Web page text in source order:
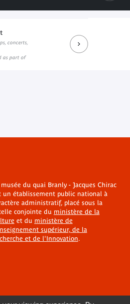
l'Inrap Le livre sur les éditions de la Découverte
concerts,
as part of
musée du quai Branly - Jacques Chirac
un établissement public national à
administratif, placé sous la
conjointe du ministère de la
et du ministère de
supérieur, de la
et de l'Innovation.